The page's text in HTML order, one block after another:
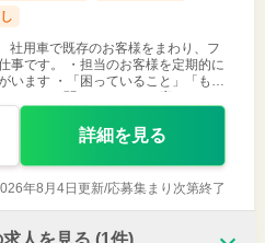
社用車で既存のお客様をまわり、フ
事です。 ・担当のお客様を定期的に
います ・「困っていること」「もっ
ねいにお聞きします ・お応えできる
詳細を見る
年8月4日更新/応募集まり次第終了
人を見る (1件)